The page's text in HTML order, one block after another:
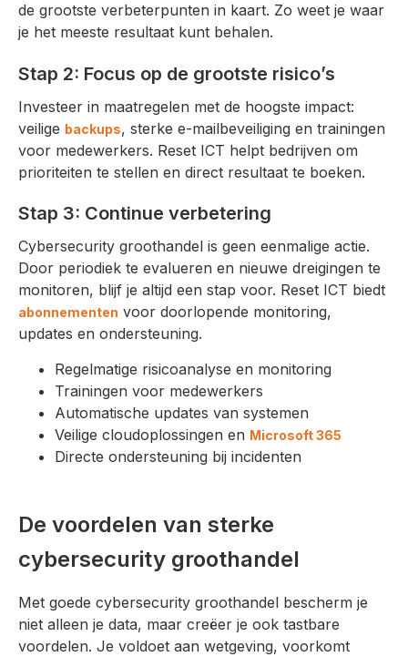
de grootste verbeterpunten in kaart. Zo weet je waar
je het meeste resultaat kunt behalen.
Stap 2: Focus op de grootste risico’s
Investeer in maatregelen met de hoogste impact:
veilige backups, sterke e-mailbeveiliging en trainingen
voor medewerkers. Reset ICT helpt bedrijven om
prioriteiten te stellen en direct resultaat te boeken.
Stap 3: Continue verbetering
Cybersecurity groothandel is geen eenmalige actie.
Door periodiek te evalueren en nieuwe dreigingen te
monitoren, blijf je altijd een stap voor. Reset ICT biedt
abonnementen voor doorlopende monitoring,
updates en ondersteuning.
Regelmatige risicoanalyse en monitoring
Trainingen voor medewerkers
Automatische updates van systemen
Veilige cloudoplossingen en Microsoft 365
Directe ondersteuning bij incidenten
De voordelen van sterke
cybersecurity groothandel
Met goede cybersecurity groothandel bescherm je
niet alleen je data, maar creëer je ook tastbare
voordelen. Je voldoet aan wetgeving, voorkomt